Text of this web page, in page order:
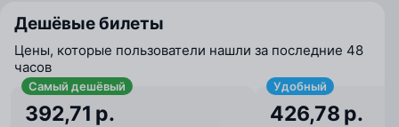
Дешёвые билеты
Цены, которые пользователи нашли за последние 48
часов
Самый дешёвый
392,71 р.
Удобный
426,78 р.